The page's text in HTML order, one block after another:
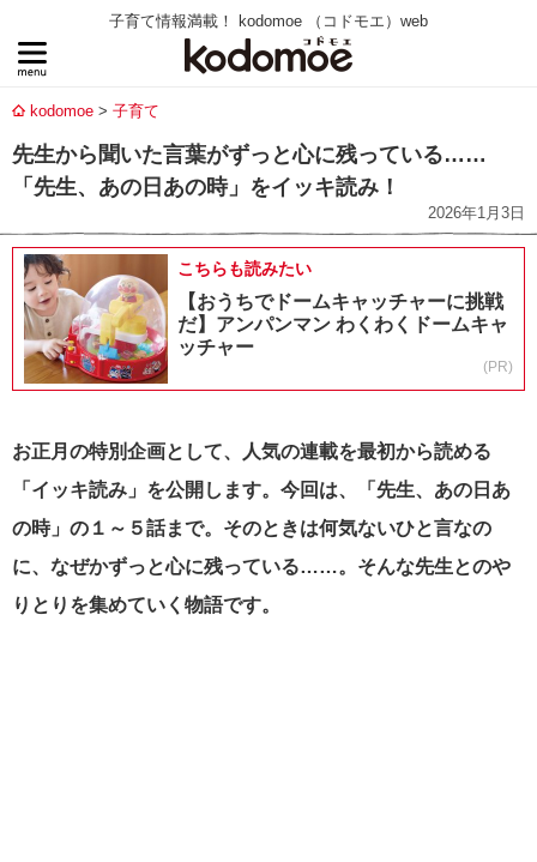
子育て情報満載！ kodomoe （コドモエ）web
kodomoe 子育て
先生から聞いた言葉がずっと心に残っている……
「先生、あの日あの時」をイッキ読み！
2026年1月3日
こちらも読みたい
【おうちでドームキャッチャーに挑戦
だ】アンパンマン わくわくドームキャ
ッチャー
(PR)
お正月の特別企画として、人気の連載を最初から読める
「イッキ読み」を公開します。今回は、「先生、あの日あ
の時」の１～５話まで。そのときは何気ないひと言なの
に、なぜかずっと心に残っている……。そんな先生とのや
りとりを集めていく物語です。